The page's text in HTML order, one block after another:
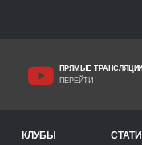
ПРЯМЫЕ
ПЕРЕЙТИ
КЛУБЫ